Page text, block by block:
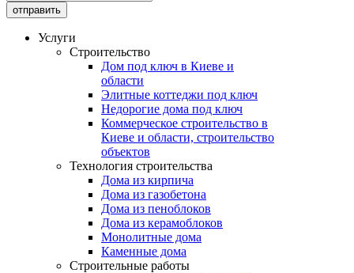
Услуги
Строительство
Дом под ключ в Киеве и
области
Элитные коттеджи под ключ
Недорогие дома под ключ
Коммерческое строительство в
Киеве и области, строительство
объектов
Технология строительства
Дома из кирпича
Дома из газобетона
Дома из пеноблоков
Дома из керамоблоков
Монолитные дома
Каменные дома
Строительные работы